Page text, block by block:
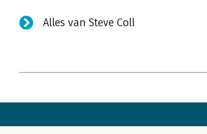
Alles van Steve Coll